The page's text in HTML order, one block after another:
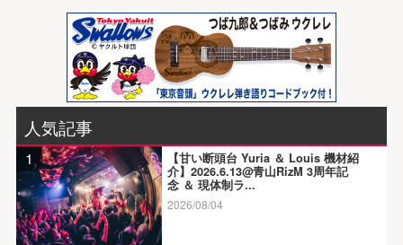
人気記事
1
【甘い断頭台 Yuria ＆ Louis 機材紹
介】2026.6.13@青山RizM 3周年記
念 ＆ 現体制ラ...
2026/08/04